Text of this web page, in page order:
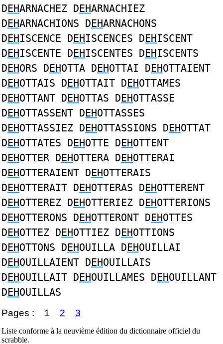
DEHARNACHEZ DEHARNACHIEZ
DEHARNACHIONS DEHARNACHONS
DEHISCENCE DEHISCENCES DEHISCENT
DEHISCENTE DEHISCENTES DEHISCENTS
DEHORS DEHOTTA DEHOTTAI DEHOTTAIENT
DEHOTTAIS DEHOTTAIT DEHOTTAMES
DEHOTTANT DEHOTTAS DEHOTTASSE
DEHOTTASSENT DEHOTTASSES
DEHOTTASSIEZ DEHOTTASSIONS DEHOTTAT
DEHOTTATES DEHOTTE DEHOTTENT
DEHOTTER DEHOTTERA DEHOTTERAI
DEHOTTERAIENT DEHOTTERAIS
DEHOTTERAIT DEHOTTERAS DEHOTTERENT
DEHOTTEREZ DEHOTTERIEZ DEHOTTERIONS
DEHOTTERONS DEHOTTERONT DEHOTTES
DEHOTTEZ DEHOTTIEZ DEHOTTIONS
DEHOTTONS DEHOUILLA DEHOUILLAI
DEHOUILLAIENT DEHOUILLAIS
DEHOUILLAIT DEHOUILLAMES DEHOUILLANT
DEHOUILLAS
Pages : 1 2 3
Liste conforme à la neuvième édition du dictionnaire officiel du
scrabble.